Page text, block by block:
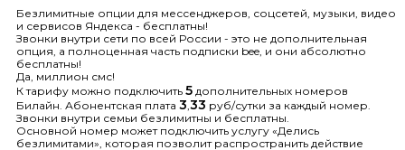
Безлимитные опции для мессенджеров, соцсетей, музыки, видео
и сервисов Яндекса - бесплатны!
Звонки внутри сети по всей России - это не дополнительная
опция, а полноценная часть подписки bee, и они абсолютно
бесплатны!
Да, миллион смс!
К тарифу можно подключить 5 дополнительных номеров
Билайн. Абонентская плата 3 33 руб/сутки за каждый номер.
Звонки внутри семьи безлимитны и бесплатны.
Основной номер может подключить услугу «Делись
безлимитами», которая позволит распространить действие